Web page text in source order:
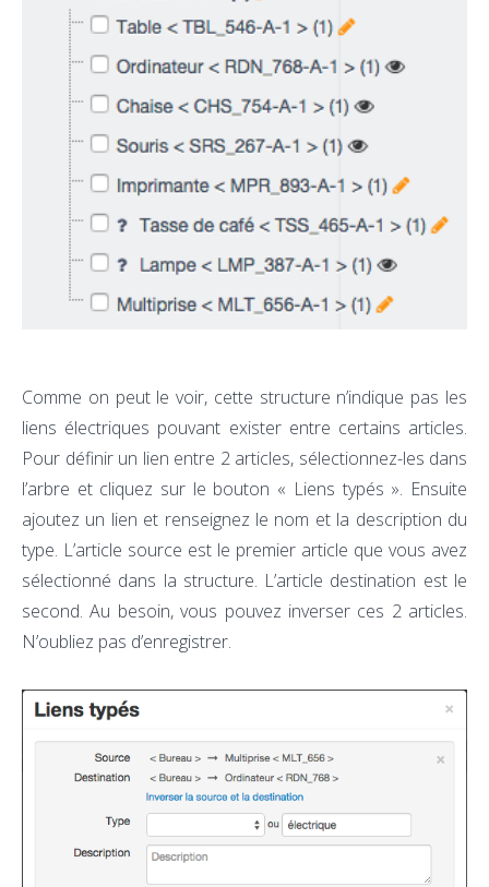
Comme on peut le voir, cette structure n’indique pas les
liens électriques pouvant exister entre certains articles.
Pour définir un lien entre 2 articles, sélectionnez-les dans
l’arbre et cliquez sur le bouton « Liens typés ». Ensuite
ajoutez un lien et renseignez le nom et la description du
type. L’article source est le premier article que vous avez
sélectionné dans la structure. L’article destination est le
second. Au besoin, vous pouvez inverser ces 2 articles.
N’oubliez pas d’enregistrer.